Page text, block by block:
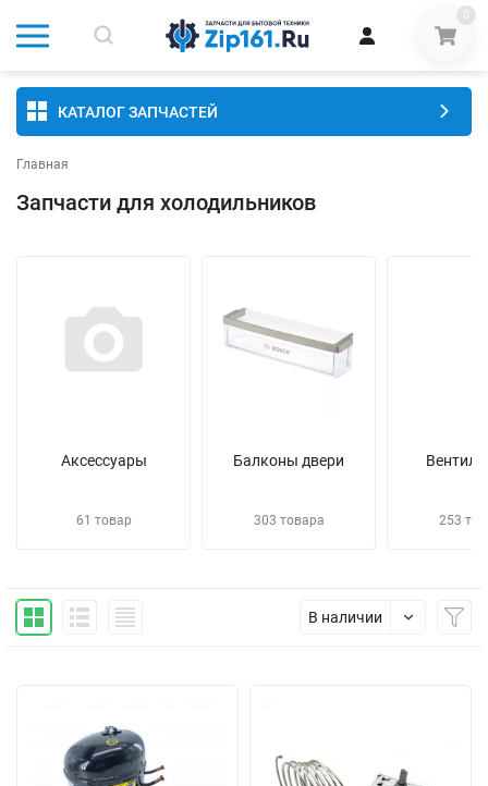
0
КАТАЛОГ ЗАПЧАСТЕЙ
Главная
Запчасти для холодильников
Аксессуары
61 товар
Балконы двери
303 товара 253
В наличии